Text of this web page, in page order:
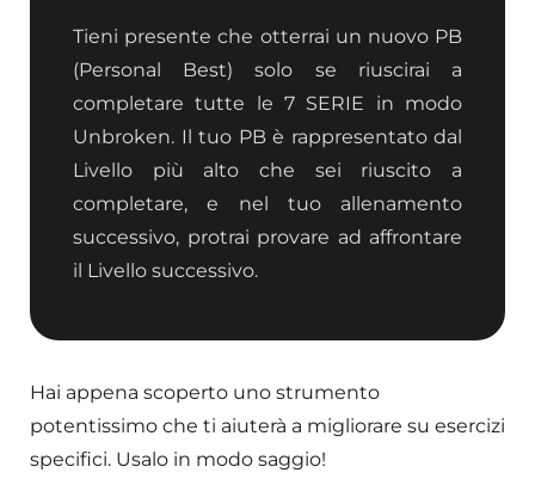
Tieni presente che otterrai un nuovo PB
(Personal Best) solo se riuscirai a
completare tutte le 7 SERIE in modo
Unbroken. Il tuo PB è rappresentato dal
Livello più alto che sei riuscito a
completare, e nel tuo allenamento
successivo, protrai provare ad affrontare
il Livello successivo.
Hai appena scoperto uno strumento
potentissimo che ti aiuterà a migliorare su esercizi
specifici. Usalo in modo saggio!